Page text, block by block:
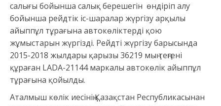
салығы бойынша салық берешегін өндіріп алу
бойынша рейдтік іс-шаралар жүргізу арқылы
айыппұл тұрағына автокөліктерді қою
жұмыстарын жүргізді. Рейдті жүргізу барысында
2015-2018 жылдары қарызы 36219 мың теңгені
құраған LADA-21144 маркалы автокөлік айыппұл
тұрағына қойылды.
Аталмыш көлік иесінің Қазақстан Республикасынан